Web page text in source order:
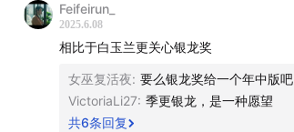
Feifeirun_
2025.6.08
相比于白玉兰更关心银龙奖
女巫复活夜: 要么银龙奖给一个年中版吧
VictoriaLi27: 季更银龙，是一种愿望
共6条回复